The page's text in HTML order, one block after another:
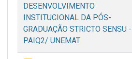
DESENVOLVIMENTO
INSTITUCIONAL DA PÓS-
GRADUAÇÃO STRICTO SENSU -
PAIQ2/ UNEMAT